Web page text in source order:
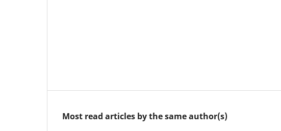
Most read articles by the same author(s)